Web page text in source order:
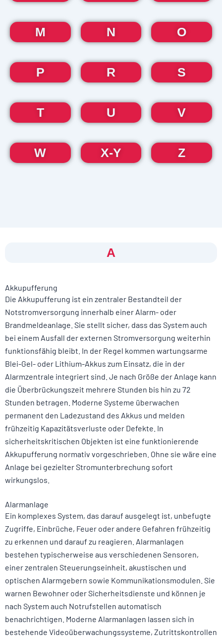
M N O
P R S
T U V
W X-Y Z
A
Akkupufferung
Die Akkupufferung ist ein zentraler Bestandteil der
Notstromversorgung innerhalb einer Alarm- oder
Brandmeldeanlage. Sie stellt sicher, dass das System auch
bei einem Ausfall der externen Stromversorgung weiterhin
funktionsfähig bleibt. In der Regel kommen wartungsarme
Blei-Gel- oder Lithium-Akkus zum Einsatz, die in der
Alarmzentrale integriert sind. Je nach Größe der Anlage kann
die Überbrückungszeit mehrere Stunden bis hin zu 72
Stunden betragen. Moderne Systeme überwachen
permanent den Ladezustand des Akkus und melden
frühzeitig Kapazitätsverluste oder Defekte. In
sicherheitskritischen Objekten ist eine funktionierende
Akkupufferung normativ vorgeschrieben. Ohne sie wäre eine
Anlage bei gezielter Stromunterbrechung sofort
wirkungslos.
Alarmanlage
Ein komplexes System, das darauf ausgelegt ist, unbefugte
Zugriffe, Einbrüche, Feuer oder andere Gefahren frühzeitig
zu erkennen und darauf zu reagieren. Alarmanlagen
bestehen typischerweise aus verschiedenen Sensoren,
einer zentralen Steuerungseinheit, akustischen und
optischen Alarmgebern sowie Kommunikationsmodulen. Sie
warnen Bewohner oder Sicherheitsdienste und können je
nach System auch Notrufstellen automatisch
benachrichtigen. Moderne Alarmanlagen lassen sich in
bestehende Videoüberwachungssysteme, Zutrittskontrollen